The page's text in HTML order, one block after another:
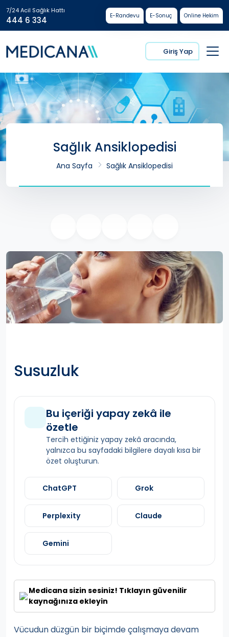
7/24 Acil Sağlık Hattı
444 6 334 E-Randevu E-Sonuç Online Hekim
Giriş Yap
Sağlık Ansiklopedisi
Ana Sayfa Sağlık Ansiklopedisi
Susuzluk
Bu içeriği yapay zekâ ile
özetle
Tercih ettiğiniz yapay zekâ aracında,
yalnızca bu sayfadaki bilgilere dayalı kısa bir
özet oluşturun.
ChatGPT Grok
Perplexity Claude
Gemini
Medicana sizin sesiniz! Tıklayın güvenilir
kaynağınıza ekleyin
Vücudun düzgün bir biçimde çalışmaya devam